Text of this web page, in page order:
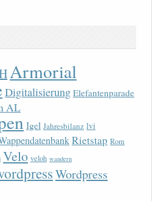
Armorial
Digitalisierung Elefantenparade
AL
Igel Jahresbilanz lvi
Rietstap Rom
Velo veloh wandern
Wordpress